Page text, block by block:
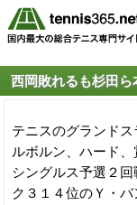
西岡敗れるも杉田ら
テニスのグランド
ルボルン、ハード
シングルス予選２回
ク３１４位のＹ・